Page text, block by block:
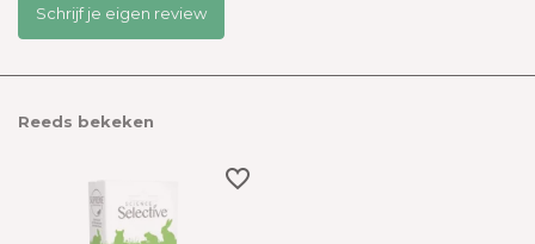
Schrijf je eigen review
Reeds bekeken